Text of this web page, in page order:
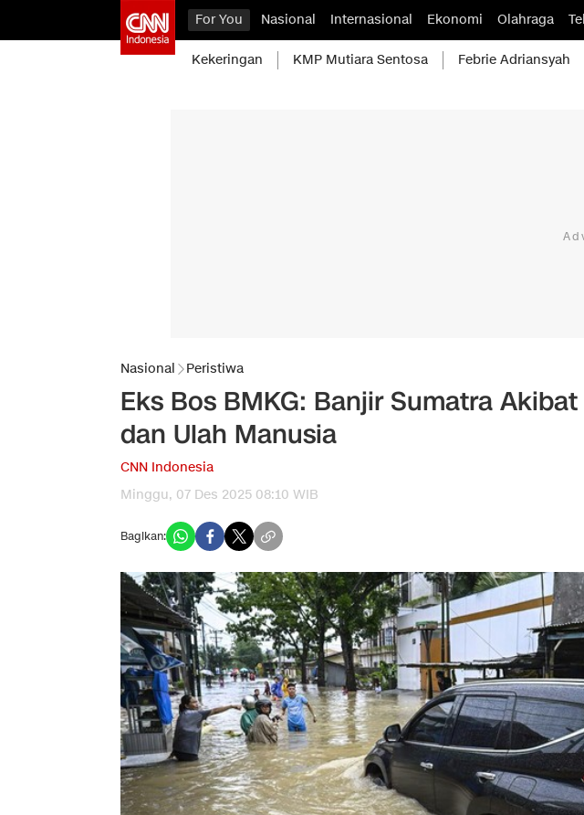
For You Nasional Internasional Ekonomi Olahraga
Kekeringan KMP Mutiara Sentosa Febrie Adriansyah
Nasional Peristiwa
Eks Bos BMKG: Banjir Sumatra
dan Ulah Manusia
CNN Indonesia
Minggu, 07 Des 2025 08:10 WIB
Bagikan: